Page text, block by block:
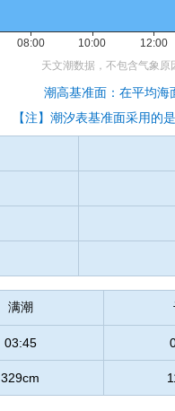
潮高基准面：在平均海
【注】潮汐表基准面采用的
满潮
03:45
329cm